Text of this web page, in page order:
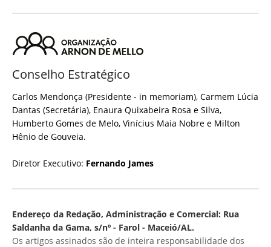
Conselho Estratégico
Carlos Mendonça (Presidente - in memoriam), Carmem Lúcia
Dantas (Secretária), Enaura Quixabeira Rosa e Silva,
Humberto Gomes de Melo, Vinícius Maia Nobre e Milton
Hênio de Gouveia.
Diretor Executivo: Fernando James
Endereço da Redação, Administração e Comercial: Rua
Saldanha da Gama, s/nº - Farol - Maceió/AL.
Os artigos assinados são de inteira responsabilidade dos